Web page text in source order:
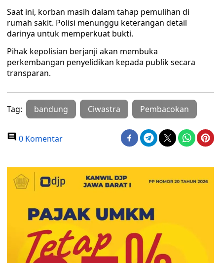
Saat ini, korban masih dalam tahap pemulihan di
rumah sakit. Polisi menunggu keterangan detail
darinya untuk memperkuat bukti.
Pihak kepolisian berjanji akan membuka
perkembangan penyelidikan kepada publik secara
transparan.
Tag: bandung Ciwastra Pembacokan
0 Komentar